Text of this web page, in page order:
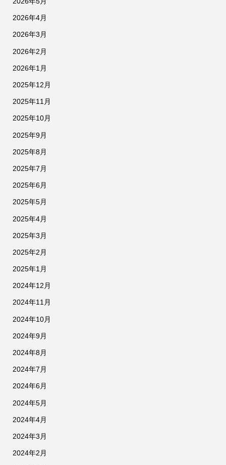
2026年4月
2026年3月
2026年2月
2026年1月
2025年12月
2025年11月
2025年10月
2025年9月
2025年8月
2025年7月
2025年6月
2025年5月
2025年4月
2025年3月
2025年2月
2025年1月
2024年12月
2024年11月
2024年10月
2024年9月
2024年8月
2024年7月
2024年6月
2024年5月
2024年4月
2024年3月
2024年2月